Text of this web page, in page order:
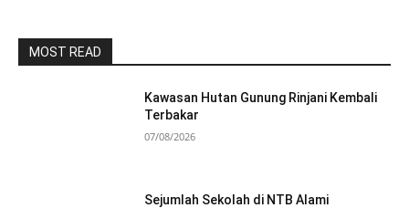
MOST READ
Kawasan Hutan Gunung Rinjani Kembali
Terbakar
07/08/2026
Sejumlah Sekolah di NTB Alami